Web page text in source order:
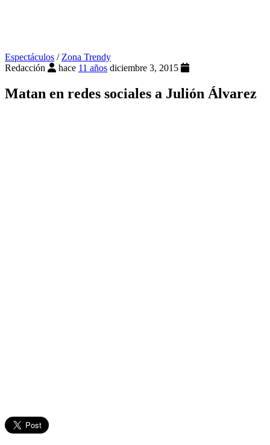
Espectáculos /Zona Trendy
Redacción
hace 11 años diciembre 3, 2015
Matan en redes sociales a Julión Álvarez